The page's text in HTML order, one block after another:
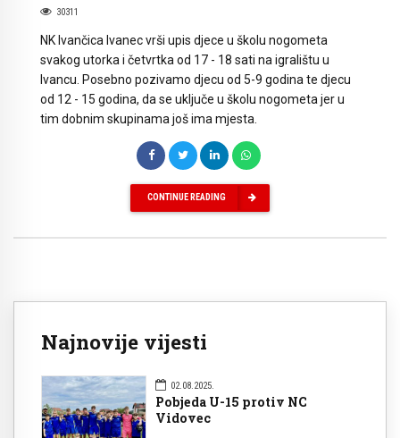
30311
NK Ivančica Ivanec vrši upis djece u školu nogometa
svakog utorka i četvrtka od 17 - 18 sati na igralištu u
Ivancu. Posebno pozivamo djecu od 5-9 godina te djecu
od 12 - 15 godina, da se uključe u školu nogometa jer u
tim dobnim skupinama još ima mjesta.
CONTINUE READING
Najnovije vijesti
02.08.2025.
Pobjeda U-15 protiv NC
Vidovec